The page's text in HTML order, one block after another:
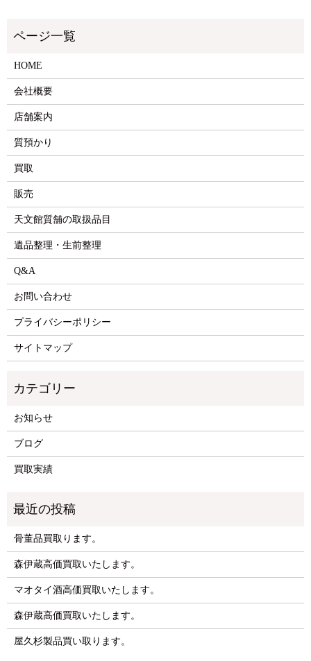
HOME
会社概要
店舗案内
質預かり
買取
販売
天文館質舗の取扱品目
遺品整理・生前整理
Q&A
お問い合わせ
プライバシーポリシー
サイトマップ
お知らせ
ブログ
買取実績
骨董品買取ります。
森伊蔵高価買取いたします。
マオタイ酒高価買取いたします。
森伊蔵高価買取いたします。
屋久杉製品買い取ります。